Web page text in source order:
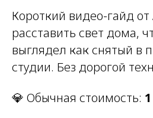
Короткий видео-гайд
расставить свет дома,
выглядел как снятый в
студии. Без дорогой
💎 Обычная стоимость: